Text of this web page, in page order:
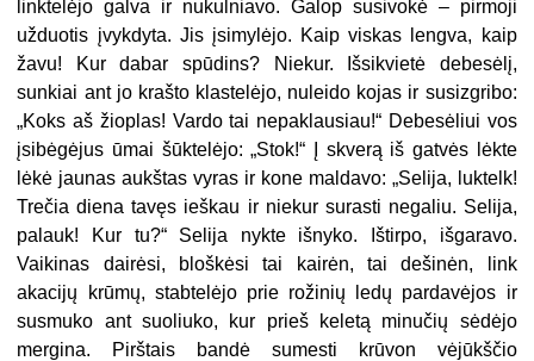
linktelėjo galva ir nukulniavo. Galop susivokė – pirmoji
užduotis įvykdyta. Jis įsimylėjo. Kaip viskas lengva, kaip
žavu! Kur dabar spūdins? Niekur. Išsikvietė debesėlį,
sunkiai ant jo krašto klastelėjo, nuleido kojas ir susizgribo:
„Koks aš žioplas! Vardo tai nepaklausiau!“ Debesėliui vos
įsibėgėjus ūmai šūktelėjo: „Stok!“ Į skverą iš gatvės lėkte
lėkė jaunas aukštas vyras ir kone maldavo: „Selija, luktelk!
Trečia diena tavęs ieškau ir niekur surasti negaliu. Selija,
palauk! Kur tu?“ Selija nykte išnyko. Ištirpo, išgaravo.
Vaikinas dairėsi, bloškėsi tai kairėn, tai dešinėn, link
akacijų krūmų, stabtelėjo prie rožinių ledų pardavėjos ir
susmuko ant suoliuko, kur prieš keletą minučių sėdėjo
mergina. Pirštais bandė sumesti krūvon vėjūkščio